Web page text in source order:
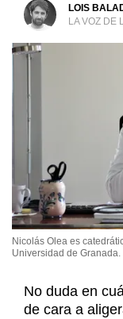
LOIS
LA VOZ DE
Nicolás Olea es
Universidad de Granada.
No duda en
de cara a